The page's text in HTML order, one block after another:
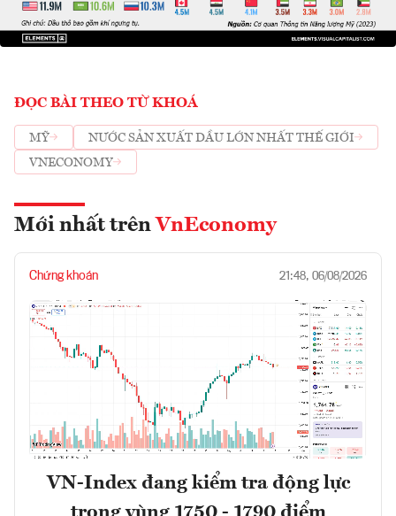
ĐỌC BÀI THEO TỪ KHOÁ
MỸ
NƯỚC SẢN XUẤT DẦU LỚN NHẤT THẾ GIỚI
VNECONOMY
Mới nhất trên VnEconomy
Chứng khoán 21:48, 06/08/2026
VN-Index đang kiểm tra động lực